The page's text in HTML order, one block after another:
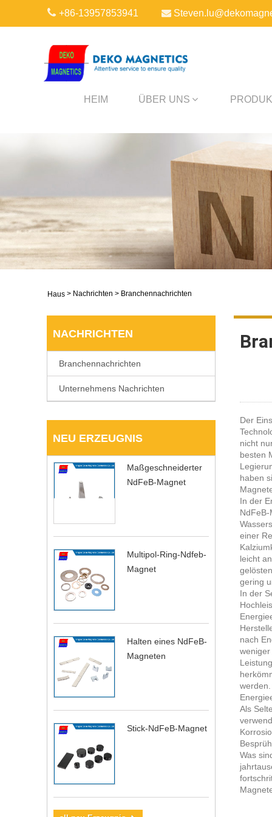
+86-13957853941
HEIM ÜBER UNS
Haus > Nachrichten > Branchennachrichten
NACHRICHTEN
Branchennachrichten
Unternehmens Nachrichten
NEU ERZEUGNIS
Maßgeschneiderter
NdFeB-Magnet
Multipol-Ring-Ndfeb-
Magnet
Halten eines NdFeB-
Magneten
Stick-NdFeB-Magnet
Der
nicht
besten
haben
In der
einer
leicht
gering
In der
nach
Als
Was